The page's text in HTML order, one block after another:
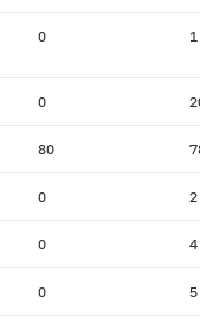
0
0
80
0
0
0